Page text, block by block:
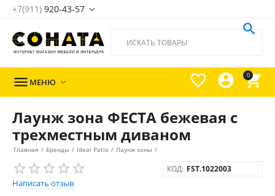
+7(911) 920-43-57 
0




 МЕНЮ 
Лаунж зона ФЕСТА бежевая с
трехместным диваном
Главная / Бренды / Ideal Patio / Лаунж зоны /
Написать отзыв
КОД: FST.1022003